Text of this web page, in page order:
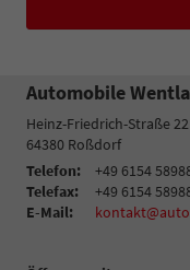
Automobile
Heinz-Friedrich-Straße 22
64380 Roßdorf
Telefon:
+49 6154
Telefax:
+49 6154
E-Mail: